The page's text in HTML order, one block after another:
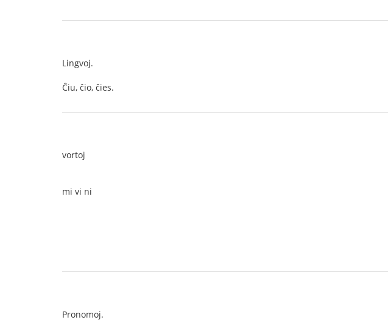
Lingvoj.
Ĉiu, ĉio, ĉies.
vortoj
mi vi ni
Pronomoj.